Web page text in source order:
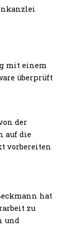
mit einem
überprüft
der
auf die
vorbereiten
hat
zu
und